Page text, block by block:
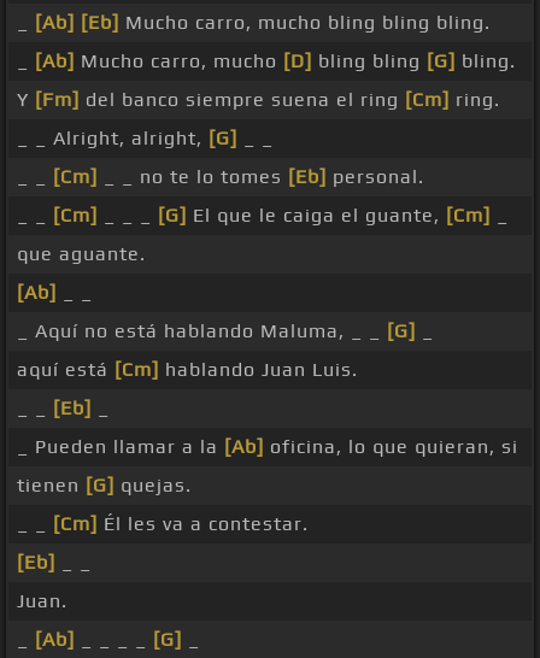
[Ab] [Eb] Mucho carro, mucho bling bling bling.
[Ab] Mucho carro, mucho [D] bling bling [G] bling.
Y [Fm] del banco siempre suena el ring [Cm] ring.
_ _ Alright, alright, [G]
[Cm] _ _ no te lo tomes [Eb] personal.
[Cm] [G] El que le caiga el guante, [Cm]
que aguante.
[Ab]
_ Aquí no está hablando Maluma, _ _
[G]
aquí está [Cm] hablando Juan Luis.
[Eb]
_ Pueden llamar a la [Ab] oficina, lo que quieran, si
tienen [G] quejas.
[Cm] Él les va a contestar.
[Eb]
Juan.
[Ab] [G]